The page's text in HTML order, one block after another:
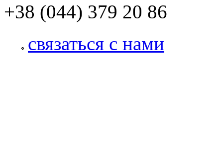
+38 (044) 379 20 86
связаться с нами